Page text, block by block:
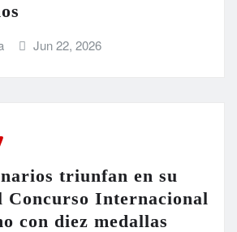
Jun 22, 2026
triunfan en su
Concurso Internacional
con diez medallas